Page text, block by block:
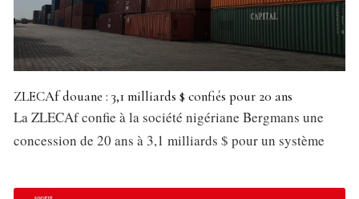
ZLECAf douane : 3,1 milliards $ confiés pour 20 ans
La ZLECAf confie à la société nigériane Bergmans une
concession de 20 ans à 3,1 milliards $ pour un système